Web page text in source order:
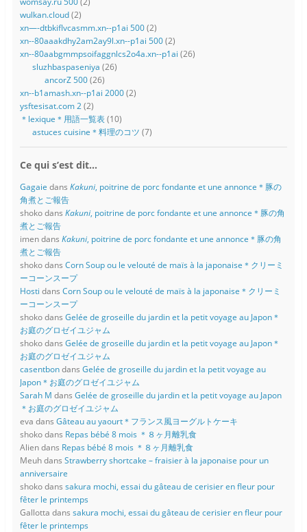
wulkan.cloud(2)
xn—-dtbkiflvcasmm.xn--p1ai 500(2)
xn--80aaakdhy2am2ay9l.xn--p1ai 500(2)
xn--80aabgmmpsoifaggnlcs2o4a.xn--p1ai (26)
sluzhbaspaseniya (26)
ancorZ 500(26)
xn--b1amash.xn--p1ai 2000(2)
ysftesisat.com 2(2)
＊lexique＊用語一覧表(10)
astuces cuisine＊料理のコツ (7)
Ce qui s’est dit…
Gagaie dans Kakuni, poitrine de porc fondante et une annonce＊豚の
角煮とご報告
shokodans Kakuni, poitrine de porc fondante et une annonce＊豚の角
煮とご報告
imendans Kakuni, poitrine de porc fondante et une annonce＊豚の角
煮とご報告
shokodans Corn Soup ou le velouté de maïs à la japonaise＊クリーミ
ーコーンスープ
Hosti dans Corn Soup ou le velouté de maïs à la japonaise＊クリーミ
ーコーンスープ
shokodans Gelée de groseille du jardin et la petit voyage au Japon＊
お庭のグロゼイユジャム
shokodans Gelée de groseille du jardin et la petit voyage au Japon＊
お庭のグロゼイユジャム
casentbondans Gelée de groseille du jardin et la petit voyage au
Japon＊お庭のグロゼイユジャム
Sarah M dans Gelée de groseille du jardin et la petit voyage au Japon
＊お庭のグロゼイユジャム
eva dans Gâteau au yaourt＊フランス風ヨーグルトケーキ
shokodans Repas bébé 8 mois ＊８ヶ月離乳食
Aliendans Repas bébé 8 mois ＊８ヶ月離乳食
Meuhdans Strawberry shortcake – fraisier à la japonaise pour un
anniversaire
shokodans sakura mochi, essai du gâteau de cerisier en fleur pour
fêter le printemps
Gallotta dans sakura mochi, essai du gâteau de cerisier en fleur pour
fêter le printemps